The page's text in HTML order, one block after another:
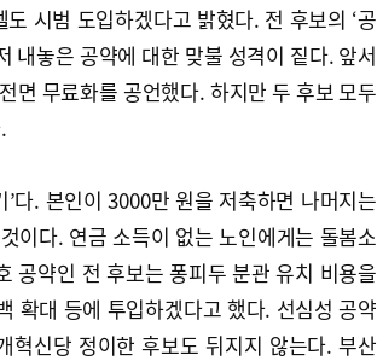
시범 도입하겠다고 밝혔다. 전 후보의 ‘공
내놓은 공약에 대한 맞불 성격이 짙다. 앞서
면 무료화를 공언했다. 하지만 두 후보 모두
다. 본인이 3000만 원을 저축하면 나머지는
이다. 연금 소득이 없는 노인에게는 돌봄소
공약인 전 후보는 퐁피두 분관 유치 비용을
확대 등에 투입하겠다고 했다. 선심성 공약
혁신당 정이한 후보도 뒤지지 않는다. 부산